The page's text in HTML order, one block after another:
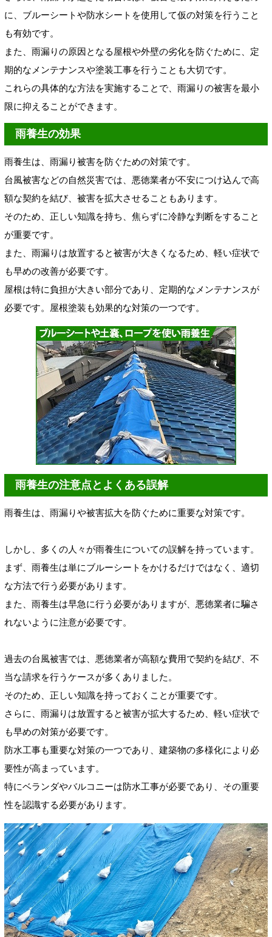
に、ブルーシートや防水シートを使用して仮の対策を行うこと
も有効です。
また、雨漏りの原因となる屋根や外壁の劣化を防ぐために、定
期的なメンテナンスや塗装工事を行うことも大切です。
これらの具体的な方法を実施することで、雨漏りの被害を最小
限に抑えることができます。
雨養生の効果
雨養生は、雨漏り被害を防ぐための対策です。
台風被害などの自然災害では、悪徳業者が不安につけ込んで高
額な契約を結び、被害を拡大させることもあります。
そのため、正しい知識を持ち、焦らずに冷静な判断をすること
が重要です。
また、雨漏りは放置すると被害が大きくなるため、軽い症状で
も早めの改善が必要です。
屋根は特に負担が大きい部分であり、定期的なメンテナンスが
必要です。屋根塗装も効果的な対策の一つです。
雨養生の注意点とよくある誤解
雨養生は、雨漏りや被害拡大を防ぐために重要な対策です。
しかし、多くの人々が雨養生についての誤解を持っています。
まず、雨養生は単にブルーシートをかけるだけではなく、適切
な方法で行う必要があります。
また、雨養生は早急に行う必要がありますが、悪徳業者に騙さ
れないように注意が必要です。
過去の台風被害では、悪徳業者が高額な費用で契約を結び、不
当な請求を行うケースが多くありました。
そのため、正しい知識を持っておくことが重要です。
さらに、雨漏りは放置すると被害が拡大するため、軽い症状で
も早めの対策が必要です。
防水工事も重要な対策の一つであり、建築物の多様化により必
要性が高まっています。
特にベランダやバルコニーは防水工事が必要であり、その重要
性を認識する必要があります。